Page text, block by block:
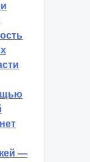
—